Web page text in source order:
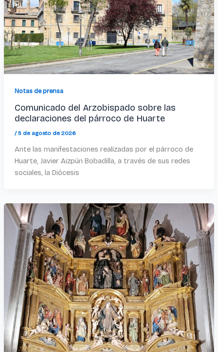
Notas de prensa
Comunicado del Arzobispado sobre las
declaraciones del párroco de Huarte
/5 de agosto de 2026
Ante las manifestaciones realizadas por el párroco de
Huarte, Javier Aizpún Bobadilla, a través de sus redes
sociales, la Diócesis